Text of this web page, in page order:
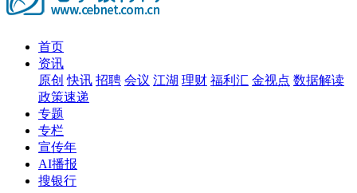
首页
资讯
原创 快讯 招聘 会议 江湖 理财 福利汇 金视点 数据解读
政策速递
专题
专栏
宣传年
AI播报
搜银行